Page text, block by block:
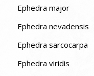
Ephedra major
Ephedra nevadensis
Ephedra sarcocarpa
Ephedra viridis